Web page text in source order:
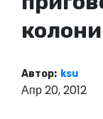
Автор: ksu
Апр 20, 2012